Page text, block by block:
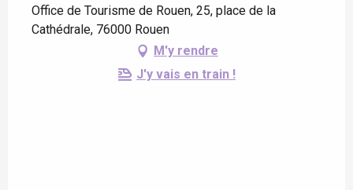
Office de Tourisme de Rouen, 25, place de la
Cathédrale, 76000 Rouen
M'y rendre
J'y vais en train !